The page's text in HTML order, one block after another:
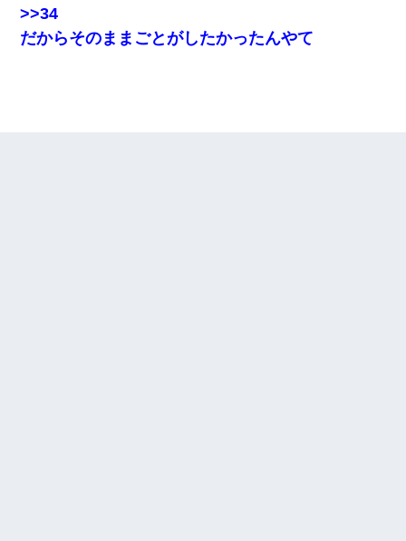
>>34
だからそのままごとがしたかったんやて